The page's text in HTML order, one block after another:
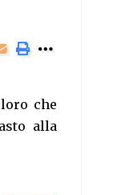
che
alla